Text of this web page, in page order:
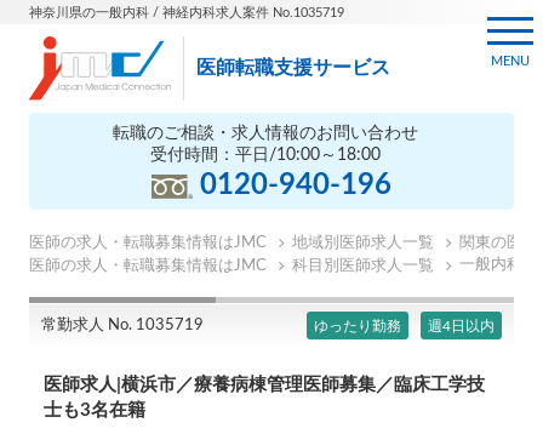
神奈川県の一般内科 / 神経内科求人案件 No.1035719
医師転職支援サービス
転職のご相談・求人情報のお問い合わせ
受付時間：平日/10:00～18:00
0120-940-196
MENU
医師の求人・転職募集情報はJMC 地域別医師求人一覧
関東の医師
医師の求人・転職募集情報はJMC
科目別医師求人一覧 一般内科の
常勤求人 No. 1035719 ゆったり勤務 週4日以内
医師求人|横浜市／療養病棟管理医師募集／臨床工学技
士も3名在籍